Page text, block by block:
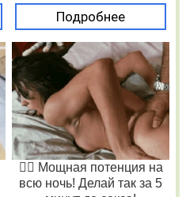
Подробнее
❤️‍🔥 Мощная потенция на
всю ночь! Делай так за 5